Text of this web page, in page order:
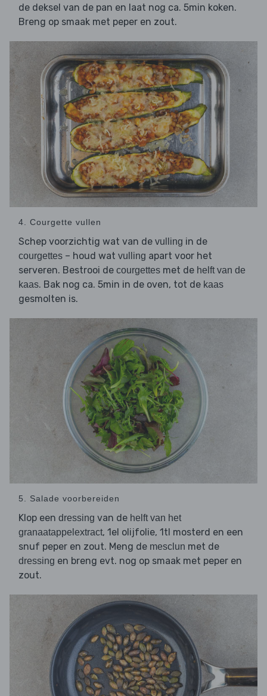
de deksel van de pan en laat nog ca. 5min koken.
Breng op smaak met peper en zout.
4. Courgette vullen
Schep voorzichtig wat van de vulling in de
courgettes – houd wat vulling apart voor het
serveren. Bestrooi de courgettes met de helft van de
kaas. Bak nog ca. 5min in de oven, tot de kaas
gesmolten is.
5. Salade voorbereiden
Klop een dressing van de helft van het
granaatappelextract, 1el olijfolie, 1tl mosterd en een
snuf peper en zout. Meng de mesclun met de
dressing en breng evt. nog op smaak met peper en
zout.